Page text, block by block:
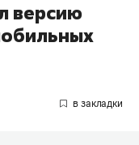
версию